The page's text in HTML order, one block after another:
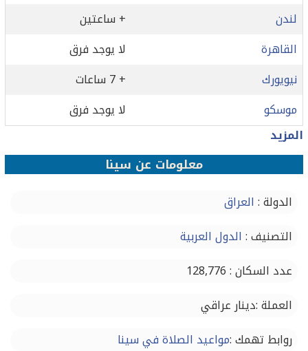
لندن
+ ساعتين
القاهرة
لا يوجد فرق
نيويورك
+ 7 ساعات
موسكو
لا يوجد فرق
المزيد
معلومات عن سينا
الدولة : العراق
التصنيف : الدول العربية
عدد السكان : 128,776
العملة :دينار عراقي
روابط تهمك :مواعيد الصلاة في سينا